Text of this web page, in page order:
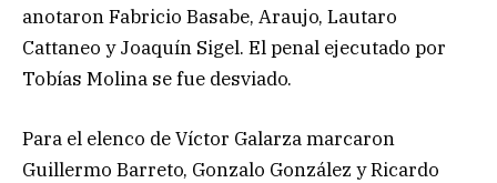
anotaron Fabricio Basabe, Araujo, Lautaro
Cattaneo y Joaquín Sigel. El penal ejecutado por
Tobías Molina se fue desviado.
Para el elenco de Víctor Galarza marcaron
Guillermo Barreto, Gonzalo González y Ricardo